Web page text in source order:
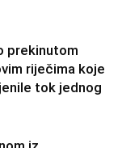
prekinutom
riječima koje
tok jednog